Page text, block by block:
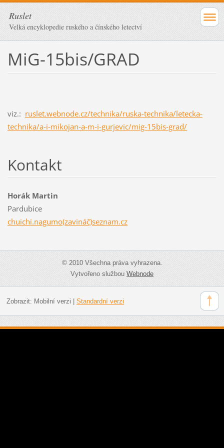
Ruslet
Velká encyklopedie ruského a čínského letectví
MiG-15bis/GRAD
viz.: ruslet.webnode.cz/technika/ruska-technika/letecka-
technika/a-i-mikojan-a-m-i-gurjevic/mig-15bis-grad/
Kontakt
Horák Martin
Pardubice
chuichi.nagumo(zavináč)seznam.cz
© 2010 Všechna práva vyhrazena.
Vytvořeno službouWebnode
Zobrazit: Mobilní verzi Standardní verzi